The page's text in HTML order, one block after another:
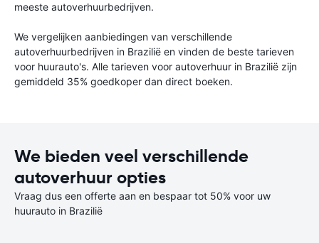
meeste autoverhuurbedrijven.
We vergelijken aanbiedingen van verschillende
autoverhuurbedrijven in Brazilië en vinden de beste tarieven
voor huurauto's. Alle tarieven voor autoverhuur in Brazilië zijn
gemiddeld 35% goedkoper dan direct boeken.
We bieden veel verschillende
autoverhuur opties
Vraag dus een offerte aan en bespaar tot 50% voor uw
huurauto in Brazilië